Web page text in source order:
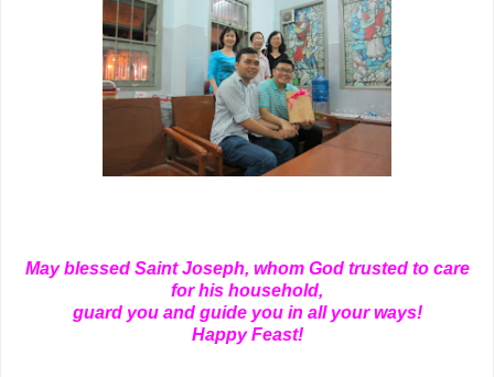
May blessed Saint Joseph, whom God trusted to care
for his household,
guard you and guide you in all your ways!
Happy Feast!